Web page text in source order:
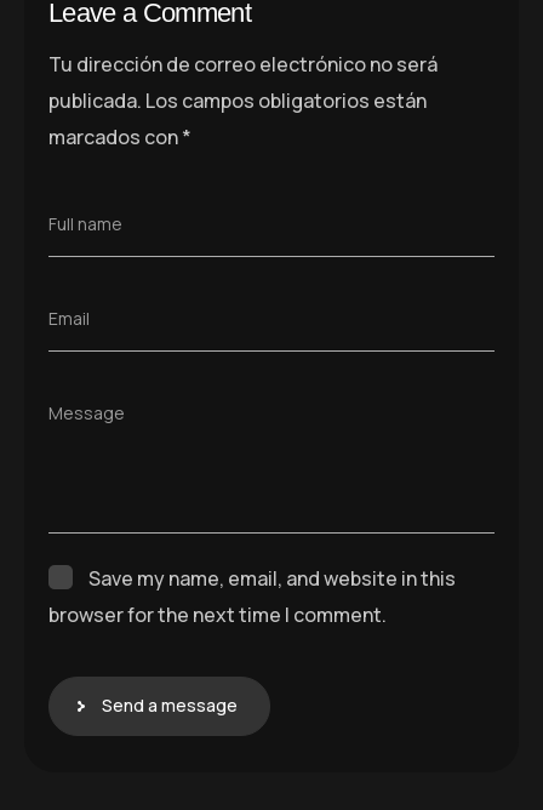
Leave a Comment
Tu dirección de correo electrónico no será
publicada. Los campos obligatorios están
marcados con*
Full name
Email
Message
Save my name, email, and website in this
browser for the next time I comment.
Send a message